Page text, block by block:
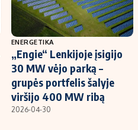
ENERGETIKA
„Engie“ Lenkijoje įsigijo
30 MW vėjo parką –
grupės portfelis šalyje
viršijo 400 MW ribą
2026-04-30